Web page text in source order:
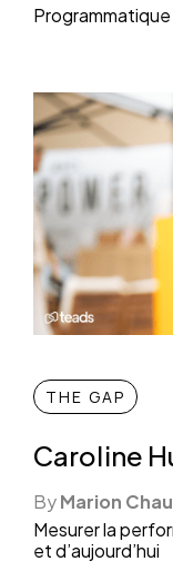
THE GAP
Caroline
ByMarion
Mesurer la
et d’aujourd’hui